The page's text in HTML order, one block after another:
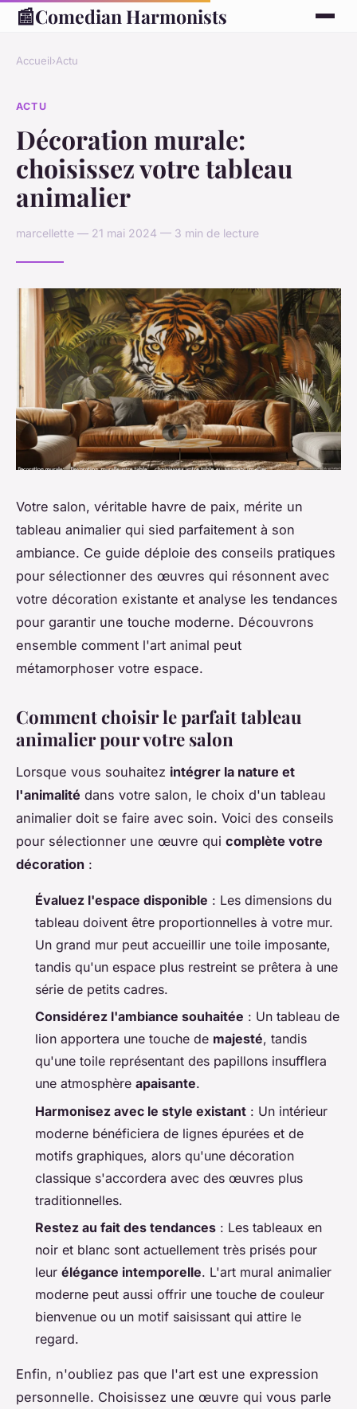
📰Comedian Harmonists
Accueil›Actu
ACTU
Décoration murale:
choisissez votre tableau
animalier
marcellette — 21 mai 2024 — 3 min de lecture
Votre salon, véritable havre de paix, mérite un
tableau animalier qui sied parfaitement à son
ambiance. Ce guide déploie des conseils pratiques
pour sélectionner des œuvres qui résonnent avec
votre décoration existante et analyse les tendances
pour garantir une touche moderne. Découvrons
ensemble comment l'art animal peut
métamorphoser votre espace.
Comment choisir le parfait tableau
animalier pour votre salon
Lorsque vous souhaitez intégrer la nature et
l'animalité dans votre salon, le choix d'un tableau
animalier doit se faire avec soin. Voici des conseils
pour sélectionner une œuvre qui complète votre
décoration :
Évaluez l'espace disponible : Les dimensions du
tableau doivent être proportionnelles à votre mur.
Un grand mur peut accueillir une toile imposante,
tandis qu'un espace plus restreint se prêtera à une
série de petits cadres.
Considérez l'ambiance souhaitée : Un tableau de
lion apportera une touche de majesté, tandis
qu'une toile représentant des papillons insufflera
une atmosphère apaisante.
Harmonisez avec le style existant : Un intérieur
moderne bénéficiera de lignes épurées et de
motifs graphiques, alors qu'une décoration
classique s'accordera avec des œuvres plus
traditionnelles.
Restez au fait des tendances : Les tableaux en
noir et blanc sont actuellement très prisés pour
leur élégance intemporelle. L'art mural animalier
moderne peut aussi offrir une touche de couleur
bienvenue ou un motif saisissant qui attire le
regard.
Enfin, n'oubliez pas que l'art est une expression
personnelle. Choisissez une œuvre qui vous parle